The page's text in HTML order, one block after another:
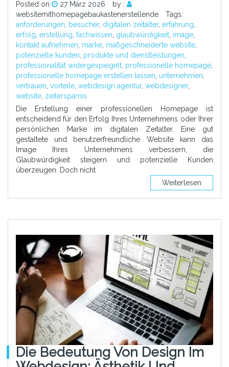
Posted on 27 März 2026
by :
websitemithomepagebaukastenerstellende
Tags:
anforderungen
besucher, digitalen zeitalter, erfahrung
erfolg erstellung fachwissen glaubwürdigkeit image
kontakt aufnehmen marke maßgeschneiderte website
potenzielle kunden produkte und dienstleistungen
professionalität widergespiegelt professionelle homepage
professionelle homepage erstellen lassen unternehmen
vertrauen vorteile webdesign agentur, webdesigner,
website zeitersparnis
Die Erstellung einer professionellen Homepage ist
entscheidend für den Erfolg Ihres Unternehmens oder Ihrer
persönlichen Marke im digitalen Zeitalter. Eine gut
gestaltete und benutzerfreundliche Website kann das
Image Ihres Unternehmens verbessern, die
Glaubwürdigkeit steigern und potenzielle Kunden
überzeugen. Doch nicht
Weiterlesen
Die Bedeutung Von Design Im